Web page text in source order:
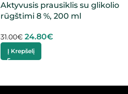
Aktyvusis prausiklis su glikolio
rūgštimi 8 %, 200 ml
31.00€ 24.80€
Į Krepšelį